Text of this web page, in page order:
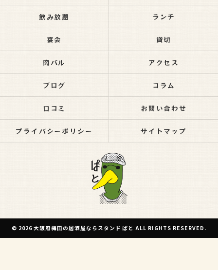
飲み放題 ランチ
宴会 貸切
肉バル アクセス
ブログ コラム
口コミ お問い合わせ
プライバシーポリシー サイトマップ
© 2026 大阪府梅田の居酒屋ならスタンド ぱと ALL RIGHTS RESERVED.